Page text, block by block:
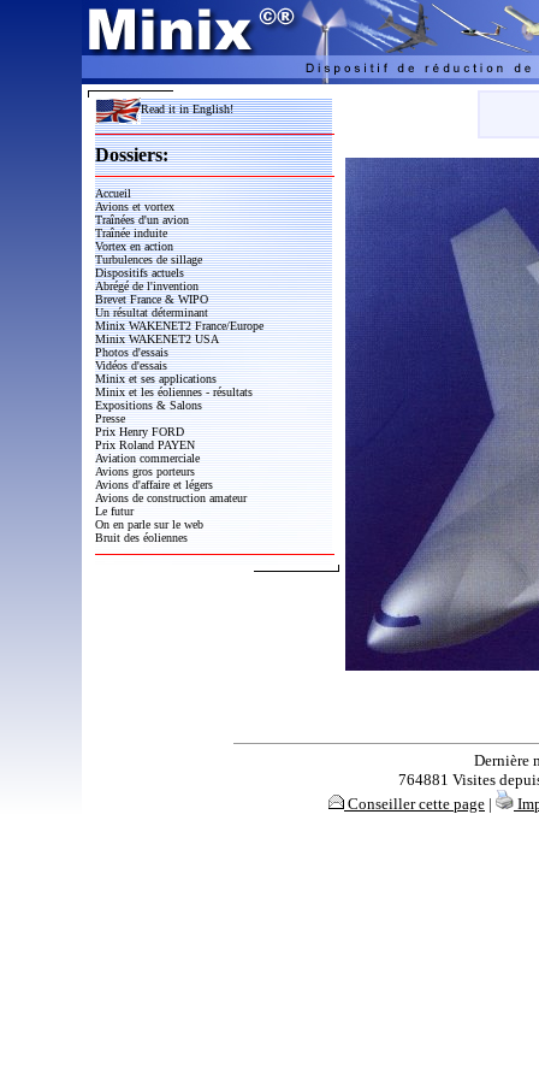
Read it in English!
Dossiers:
Accueil
Avions et vortex
Traînées d'un avion
Traînée induite
Vortex en action
Turbulences de sillage
Dispositifs actuels
Abrégé de l'invention
Brevet France & WIPO
Un résultat déterminant
Minix WAKENET2 France/Europe
Minix WAKENET2 USA
Photos d'essais
Vidéos d'essais
Minix et ses applications
Minix et les éoliennes - résultats
Expositions & Salons
Presse
Prix Henry FORD
Prix Roland PAYEN
Aviation commerciale
Avions gros porteurs
Avions d'affaire et légers
Avions de construction amateur
Le futur
On en parle sur le web
Bruit des éoliennes
Dernière
764881 Visites
Conseiller cette page |